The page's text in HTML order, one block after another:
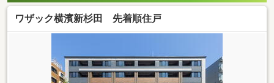
ワザック横濱新杉田 先着順住戸